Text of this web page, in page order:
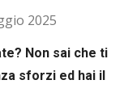
2025
Non sai che ti
sforzi ed hai il